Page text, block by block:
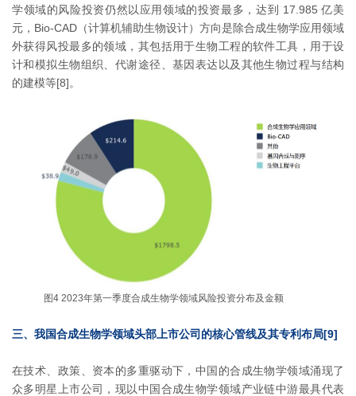
学领域的风险投资仍然以应用领域的投资最多，达到 17.985 亿美
元，Bio-CAD（计算机辅助生物设计）方向是除合成生物学应用领域
外获得风投最多的领域，其包括用于生物工程的软件工具，用于设
计和模拟生物组织、代谢途径、基因表达以及其他生物过程与结构
的建模等[8]。
图4 2023年第一季度合成生物学领域风险投资分布及金额
三、我国合成生物学领域头部上市公司的核心管线及其专利布局[9]
在技术、政策、资本的多重驱动下，中国的合成生物学领域涌现了
众多明星上市公司，现以中国合成生物学领域产业链中游最具代表